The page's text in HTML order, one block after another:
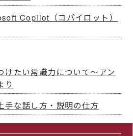
Copilot（コパイロット）
けたい常識力について～アン
り
手な話し方・説明の仕方